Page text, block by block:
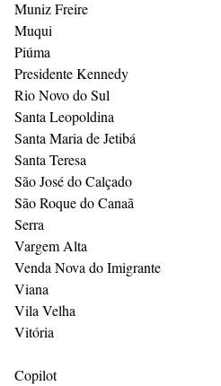
Muniz Freire
Muqui
Piúma
Presidente Kennedy
Rio Novo do Sul
Santa Leopoldina
Santa Maria de Jetibá
Santa Teresa
São José do Calçado
São Roque do Canaã
Serra
Vargem Alta
Venda Nova do Imigrante
Viana
Vila Velha
Vitória
Copilot